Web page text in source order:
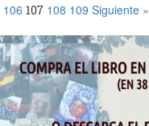
106 107 108 109 Siguiente »